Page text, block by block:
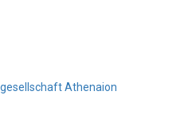
Athenaion